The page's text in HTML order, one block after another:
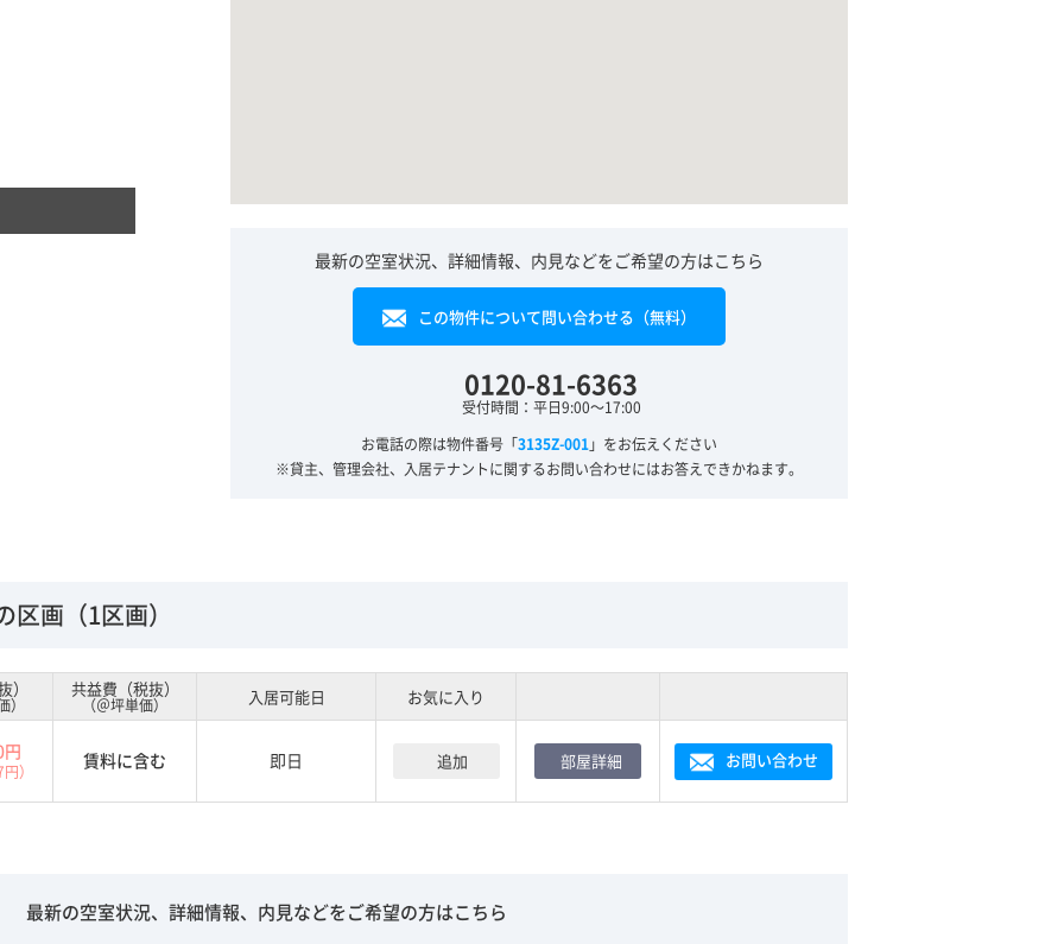
最新の空室状況、詳細情報、内見などをご希望の方はこちら
この物件について問い合わせる（無料）
0120-81-6363
受付時間：平日9:00～17:00
お電話の際は物件番号「3135Z-001」をお伝えください
※貸主、管理会社、入居テナントに関するお問い合わせにはお答えできかねます。
画（1区画）
） 共益費（税抜）
（＠坪単価） 入居可能日 お気に入り
） 賃料に含む 即日 追加 部屋詳細 お問い合わせ
最新の空室状況、詳細情報、内見などをご希望の方はこちら